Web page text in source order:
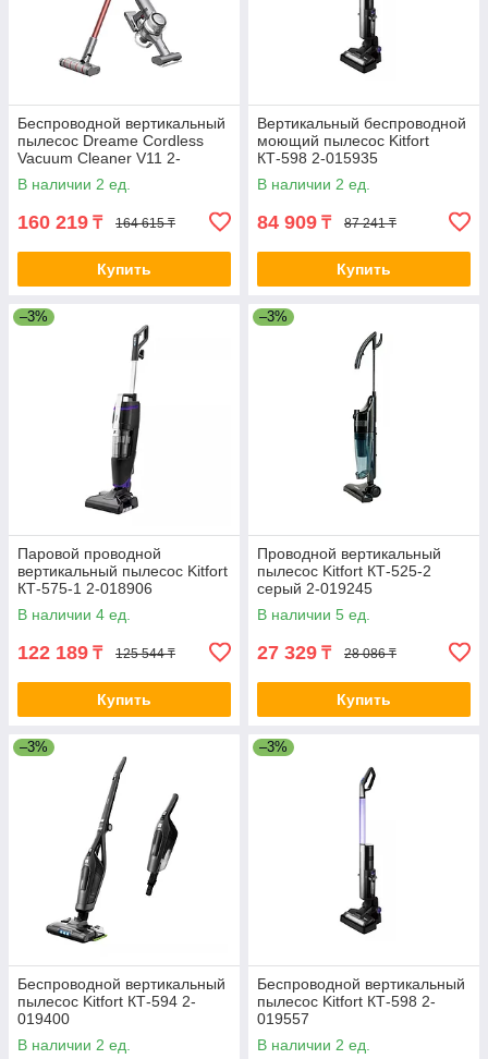
Посетите нашу главную страницу
detlacomputers.kz
ознакомиться с полным ассортиментом и сделать свой
выбор сегодня.
Беспроводной вертикальный
пылесос Dreame Cordless
Vacuum Cleaner V11 2-
013876 VVN6
В наличии 2 ед.
160 219 ₸ 164 615 ₸
Купить
Вертикальный беспроводной
моющий пылесос Kitfort
КТ-598 2-015935
В наличии 2 ед.
84 909 ₸ 87 241 ₸
Купить
–3%
Паровой проводной
вертикальный пылесос Kitfort
КТ-575-1 2-018906
В наличии 4 ед.
122 189 ₸ 125 544 ₸
Купить
–3%
Проводной вертикальный
пылесос Kitfort КТ-525-2
серый 2-019245
В наличии 5 ед.
27 329 ₸ 28 086 ₸
Купить
–3%
Беспроводной вертикальный
пылесос Kitfort КТ-594 2-
019400
В наличии 2 ед.
–3%
Беспроводной вертикальный
пылесос Kitfort КТ-598 2-
019557
В наличии 2 ед.